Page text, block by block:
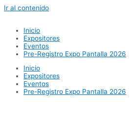
Ir al contenido
Inicio
Expositores
Eventos
Pre-Registro Expo Pantalla 2026
Inicio
Expositores
Eventos
Pre-Registro Expo Pantalla 2026